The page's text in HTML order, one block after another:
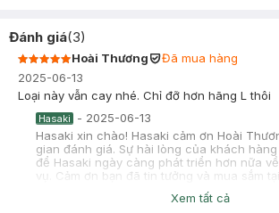
Đánh giá(3)
Hoài Thương
Đã mua hàng
2025-06-13
Loại này vẫn cay nhé. Chỉ đỡ hơn hãng L thôi
Hasaki - 2025-06-13
Hasaki xin chào! Hasaki cảm ơn Hoài
gian đánh giá. Sự hài lòng của khách
để Hasaki ngày càng phát triển hơn nữa
vụ. Cảm ơn bạn đã tin tưởng và mua sắm
Đã mua hàng
Xem tất cả